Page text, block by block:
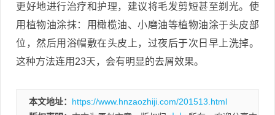
更好地进行治疗和护理，建议将毛发剪短甚至剃光。使
用植物油涂抹：用橄榄油、小磨油等植物油涂于头皮部
位，然后用浴帽敷在头皮上，过夜后于次日早上洗掉。
这种方法连用23天，会有明显的去屑效果。
本文地址： https://www.hnzaozhiji.com/201513.html